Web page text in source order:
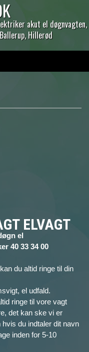
akut el døgnvagten,
Hillerød
ELVAGT
el
40 33 34 00
du altid ringe til din
el udfald.
ringe til vore vagt
det kan ske vi er
du indtaler dit navn
inden for 5-10